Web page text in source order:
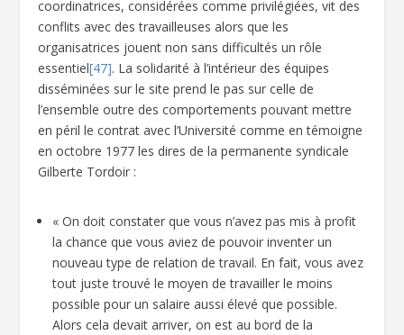
coordinatrices, considérées comme privilégiées, vit des
conflits avec des travailleuses alors que les
organisatrices jouent non sans difficultés un rôle
essentiel[47]. La solidarité à l’intérieur des équipes
disséminées sur le site prend le pas sur celle de
l’ensemble outre des comportements pouvant mettre
en péril le contrat avec l’Université comme en témoigne
en octobre 1977 les dires de la permanente syndicale
Gilberte Tordoir :
« On doit constater que vous n’avez pas mis à profit
la chance que vous aviez de pouvoir inventer un
nouveau type de relation de travail. En fait, vous avez
tout juste trouvé le moyen de travailler le moins
possible pour un salaire aussi élevé que possible.
Alors cela devait arriver, on est au bord de la